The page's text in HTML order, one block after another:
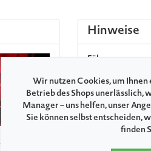
Hinweise
Führung
Karten hierfür
Ihrem Konzert«
Programm
Wir nutzen Cookies, um Ihnen
Betrieb des Shops unerlässlich,
Manager – uns helfen, unser
Sie können selbst entscheiden,
finden